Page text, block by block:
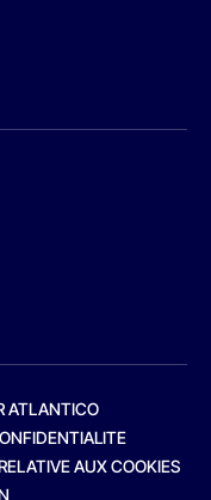
ATLANTICO
AUX COOKIES